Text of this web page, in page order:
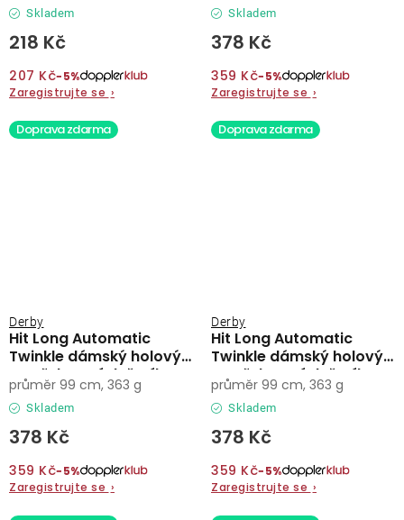
Skladem
218 Kč
207 Kč−5%
Zaregistrujte se ›
Skladem
378 Kč
359 Kč−5%
Zaregistrujte se ›
Doprava zdarma
Hit Long Automatic
Twinkle dámský holový
vystřelovací deštník
Derby
Skladem
378 Kč
359 Kč−5%
Zaregistrujte se ›
průměr 99 cm, 363 g
Doprava zdarma
Hit Long Automatic
Twinkle dámský holový
vystřelovací deštník
Derby
Skladem
378 Kč
359 Kč−5%
Zaregistrujte se ›
průměr 99 cm, 363 g